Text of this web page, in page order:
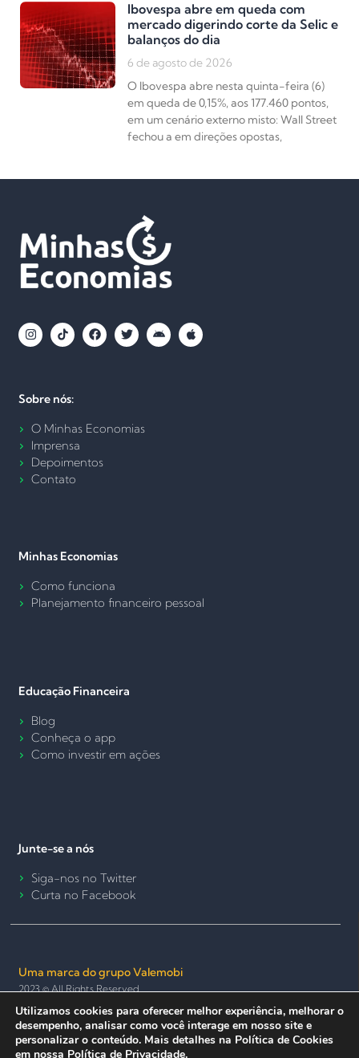
Ibovespa abre em queda com
mercado digerindo corte da Selic e
balanços do dia
6 de agosto de 2026
O Ibovespa abre nesta quinta-feira (6)
em queda de 0,15%, aos 177.460 pontos,
em um cenário externo misto: Wall Street
fechou a em direções opostas,
Sobre nós:
O Minhas Economias
Imprensa
Depoimentos
Contato
Minhas Economias
Como funciona
Planejamento financeiro pessoal
Educação Financeira
Blog
Conheça o app
Como investir em ações
Junte-se a nós
Siga-nos no Twitter
Curta no Facebook
Uma marca do grupo Valemobi
2023 © All Rights Reserved.
Termos de Uso e Política de PrivacidadePolítica de Cookies
Seguro e anônimo
Utilizamos cookies para oferecer melhor experiência, melhorar o
desempenho, analisar como você interage em nosso site e
personalizar o conteúdo. Mais detalhes na Política de Cookies
em nossa Política de Privacidade.